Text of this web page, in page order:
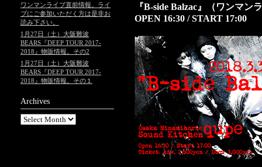
『B-side Balzac』（ワンマン
OPEN 16:30 / START 17:00
ワンマンライブ直前情報。ライ
ブにご参加いただく方は是非お
読み下さい。
1月27日（土）大阪難波
BEARS『DEEP TOUR 2017-
2018』物販情報。その2
1月27日（土）大阪難波
BEARS『DEEP TOUR 2017-
2018』物販情報。その１
Archives